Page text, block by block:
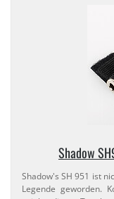
Shadow
Shadow's SH 951 ist
Legende geworden.